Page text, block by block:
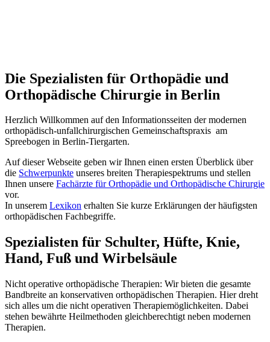
Die Spezialisten für Orthopädie und
Orthopädische Chirurgie in Berlin
Herzlich Willkommen auf den Informationsseiten der modernen
orthopädisch-unfallchirurgischen Gemeinschaftspraxis am
Spreebogen in Berlin-Tiergarten.
Auf dieser Webseite geben wir Ihnen einen ersten Überblick über
die Schwerpunkte unseres breiten Therapiespektrums und stellen
Ihnen unsere Fachärzte für Orthopädie und Orthopädische Chirurgie
vor.
In unserem Lexikon erhalten Sie kurze Erklärungen der häufigsten
orthopädischen Fachbegriffe.
Spezialisten für Schulter, Hüfte, Knie,
Hand, Fuß und Wirbelsäule
Nicht operative orthopädische Therapien: Wir bieten die gesamte
Bandbreite an konservativen orthopädischen Therapien. Hier dreht
sich alles um die nicht operativen Therapiemöglichkeiten. Dabei
stehen bewährte Heilmethoden gleichberechtigt neben modernen
Therapien.